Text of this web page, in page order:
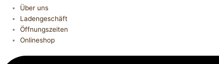
Über uns
Ladengeschäft
Öffnungszeiten
Onlineshop